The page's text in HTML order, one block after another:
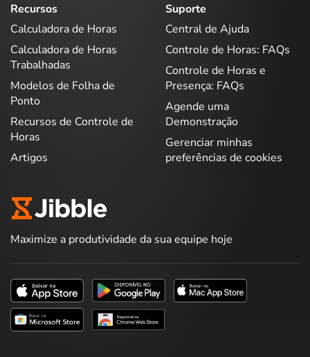
Recursos
Calculadora de Horas
Calculadora de Horas
Trabalhadas
Modelos de Folha de
Ponto
Recursos de Controle de
Horas
Artigos
Suporte
Central de Ajuda
Controle de Horas: FAQs
Controle de Horas e
Presença: FAQs
Agende uma
Demonstração
Gerenciar minhas
preferências de cookies
Maximize a produtividade da sua equipe hoje